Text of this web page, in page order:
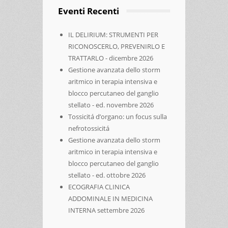
Eventi Recenti
IL DELIRIUM: STRUMENTI PER
RICONOSCERLO, PREVENIRLO E
TRATTARLO - dicembre 2026
Gestione avanzata dello storm
aritmico in terapia intensiva e
blocco percutaneo del ganglio
stellato - ed. novembre 2026
Tossicitá d’organo: un focus sulla
nefrotossicitá
Gestione avanzata dello storm
aritmico in terapia intensiva e
blocco percutaneo del ganglio
stellato - ed. ottobre 2026
ECOGRAFIA CLINICA
ADDOMINALE IN MEDICINA
INTERNA settembre 2026